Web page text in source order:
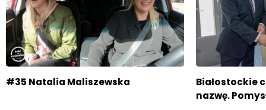
#35 Natalia Maliszewska
Białostockie
nazwę.